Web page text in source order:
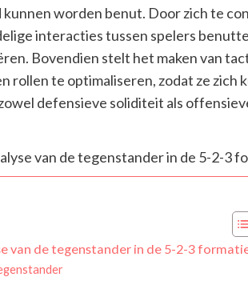
worden benut. Door zich te
interacties tussen spelers
Bovendien stelt het maken van
rollen te optimaliseren, zodat ze zich
defensieve soliditeit als
van de tegenstander in de 5-2-3